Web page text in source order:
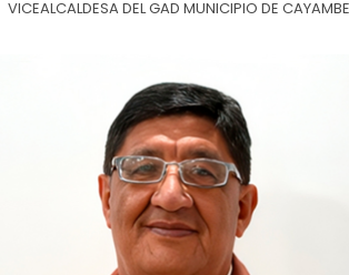
VICEALCALDESA DEL GAD MUNICIPIO DE